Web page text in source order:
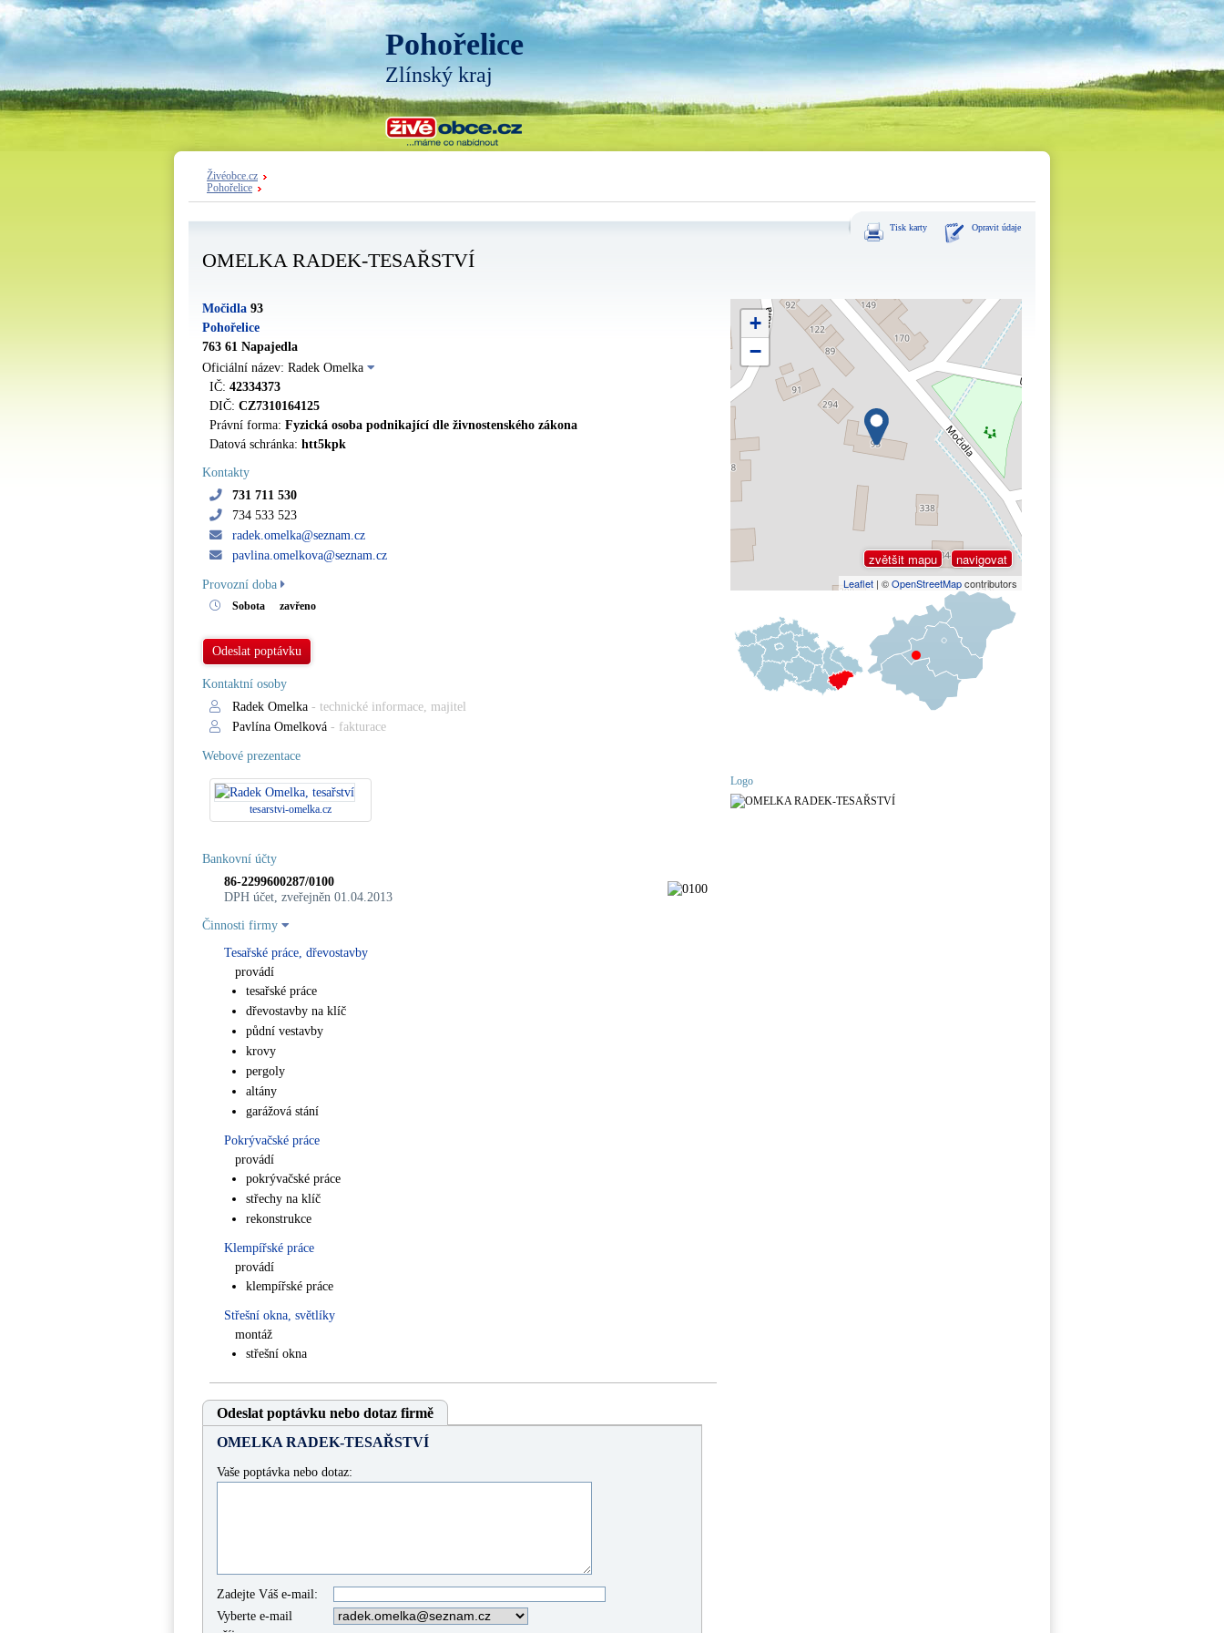
Pohořelice
Zlínský kraj
Živéobce.cz
Pohořelice
Tisk karty Opravit údaje
OMELKA RADEK-TESAŘSTVÍ
Močidla 93
Pohořelice
763 61 Napajedla
Oficiální název: Radek Omelka
IČ: 42334373
DIČ: CZ7310164125
Právní forma: Fyzická osoba podnikající dle živnostenského zákona
Datová schránka: htt5kpk
Kontakty
731 711 530
734 533 523
radek.omelka@seznam.cz
pavlina.omelkova@seznam.cz
Provozní doba
Sobota zavřeno
Odeslat poptávku
Kontaktní osoby
Radek Omelka - technické informace, majitel
Pavlína Omelková - fakturace
Webové prezentace
tesarstvi-omelka.cz
Bankovní účty
86-2299600287/0100
DPH účet, zveřejněn 01.04.2013
Činnosti firmy
Tesařské práce, dřevostavby
provádí
tesařské práce
dřevostavby na klíč
půdní vestavby
krovy
pergoly
altány
garážová stání
Pokrývačské práce
provádí
pokrývačské práce
střechy na klíč
rekonstrukce
Klempířské práce
provádí
klempířské práce
Střešní okna, světlíky
montáž
střešní okna
Odeslat poptávku nebo dotaz firmě
OMELKA RADEK-TESAŘSTVÍ
Vaše poptávka nebo dotaz:
Zadejte Váš e-mail:
Vyberte e-mail
zvětšit mapu navigovat
+
−
Leaflet | ©OpenStreetMapcontributors
Logo